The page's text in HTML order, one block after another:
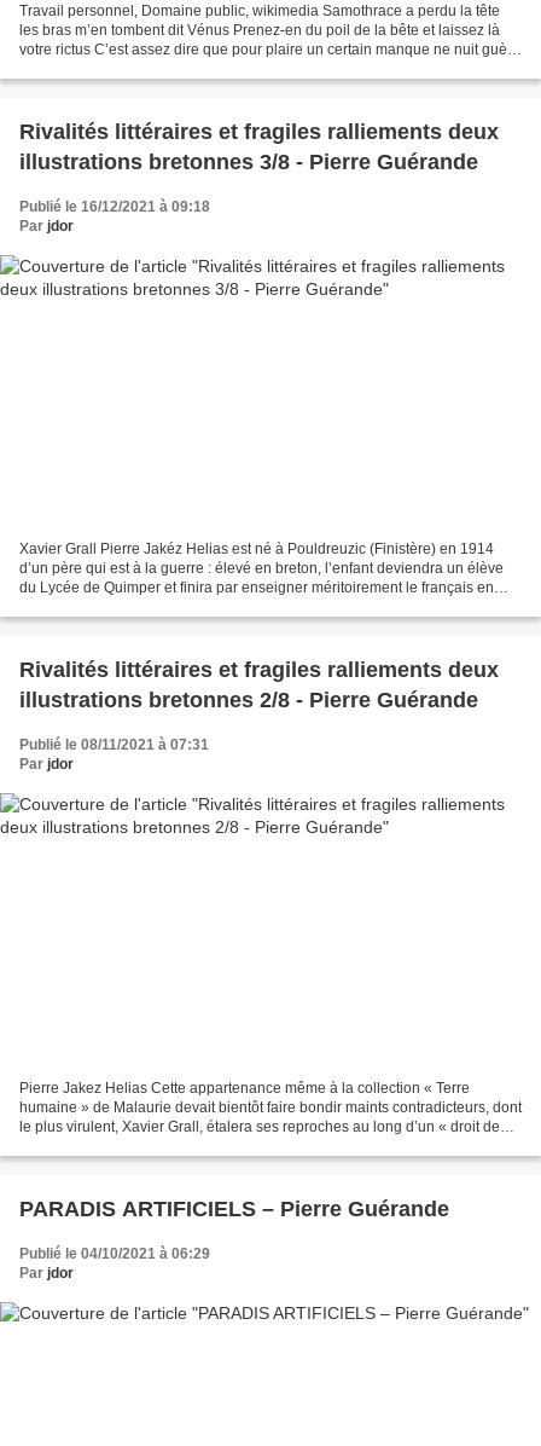
Travail personnel, Domaine public, wikimedia Samothrace a perdu la tête
les bras m’en tombent dit Vénus Prenez-en du poil de la bête et laissez là
votre rictus C’est assez dire que pour plaire un certain manque ne nuit guère
Rivalités littéraires et fragiles ralliements deux
illustrations bretonnes 3/8 - Pierre Guérande
Publié le 16/12/2021 à 09:18
Par jdor
Xavier Grall Pierre Jakéz Helias est né à Pouldreuzic (Finistère) en 1914
d’un père qui est à la guerre : élevé en breton, l’enfant deviendra un élève
du Lycée de Quimper et finira par enseigner méritoirement le français en
Rivalités littéraires et fragiles ralliements deux
illustrations bretonnes 2/8 - Pierre Guérande
Publié le 08/11/2021 à 07:31
Par jdor
Pierre Jakez Helias Cette appartenance même à la collection « Terre
humaine » de Malaurie devait bientôt faire bondir maints contradicteurs, dont
le plus virulent, Xavier Grall, étalera ses reproches au long d’un « droit de
PARADIS ARTIFICIELS – Pierre Guérande
Publié le 04/10/2021 à 06:29
Par jdor